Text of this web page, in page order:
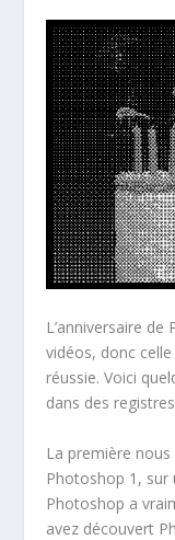
L’anniversaire
vidéos, donc
réussie. Voici
dans des
La première nous
Photoshop 1, sur
Photoshop a
avez découvert